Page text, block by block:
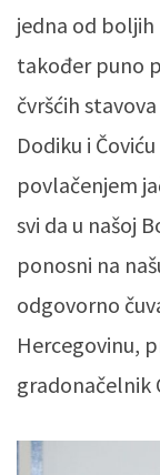
jedna od boljih
također puno
čvršćih
Dodiku i
povlačenjem
svi da u našoj
ponosni na
odgovorno
Hercegovinu,
gradonačelnik